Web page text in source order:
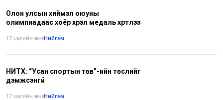
Олон улсын хиймэл оюуны
олимпиадаас хоёр хүрэл медаль хүртлээ
17 цагийн өмнө•Нийгэм
НИТХ: “Усан спортын төв”-ийн төслийг
дэмжсэнгүй
17 цагийн өмнө•Нийгэм